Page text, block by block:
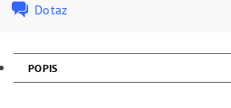
Dotaz
POPIS